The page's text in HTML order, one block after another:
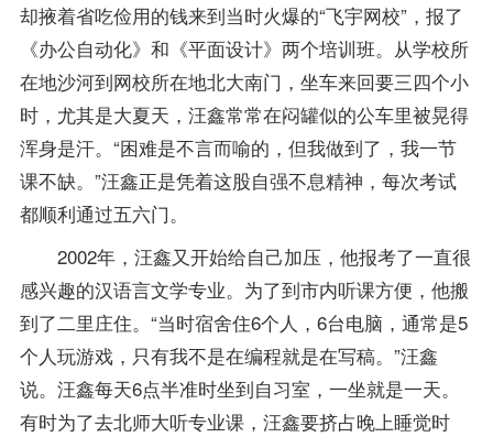
却掖着省吃俭用的钱来到当时火爆的“飞宇网校”，报了
《办公自动化》和《平面设计》两个培训班。从学校所
在地沙河到网校所在地北大南门，坐车来回要三四个小
时，尤其是大夏天，汪鑫常常在闷罐似的公车里被晃得
浑身是汗。“困难是不言而喻的，但我做到了，我一节
课不缺。”汪鑫正是凭着这股自强不息精神，每次考试
都顺利通过五六门。
2002年，汪鑫又开始给自己加压，他报考了一直很
感兴趣的汉语言文学专业。为了到市内听课方便，他搬
到了二里庄住。“当时宿舍住6个人，6台电脑，通常是5
个人玩游戏，只有我不是在编程就是在写稿。”汪鑫
说。汪鑫每天6点半准时坐到自习室，一坐就是一天。
有时为了去北师大听专业课，汪鑫要挤占晚上睡觉时